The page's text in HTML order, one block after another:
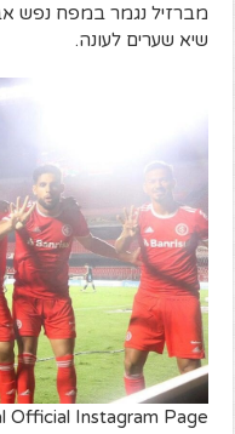
מברזיל נגמר במפח נפש
שיא שערים לעונה.
Official Instagram Page